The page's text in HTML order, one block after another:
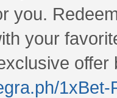
you.
your
offer